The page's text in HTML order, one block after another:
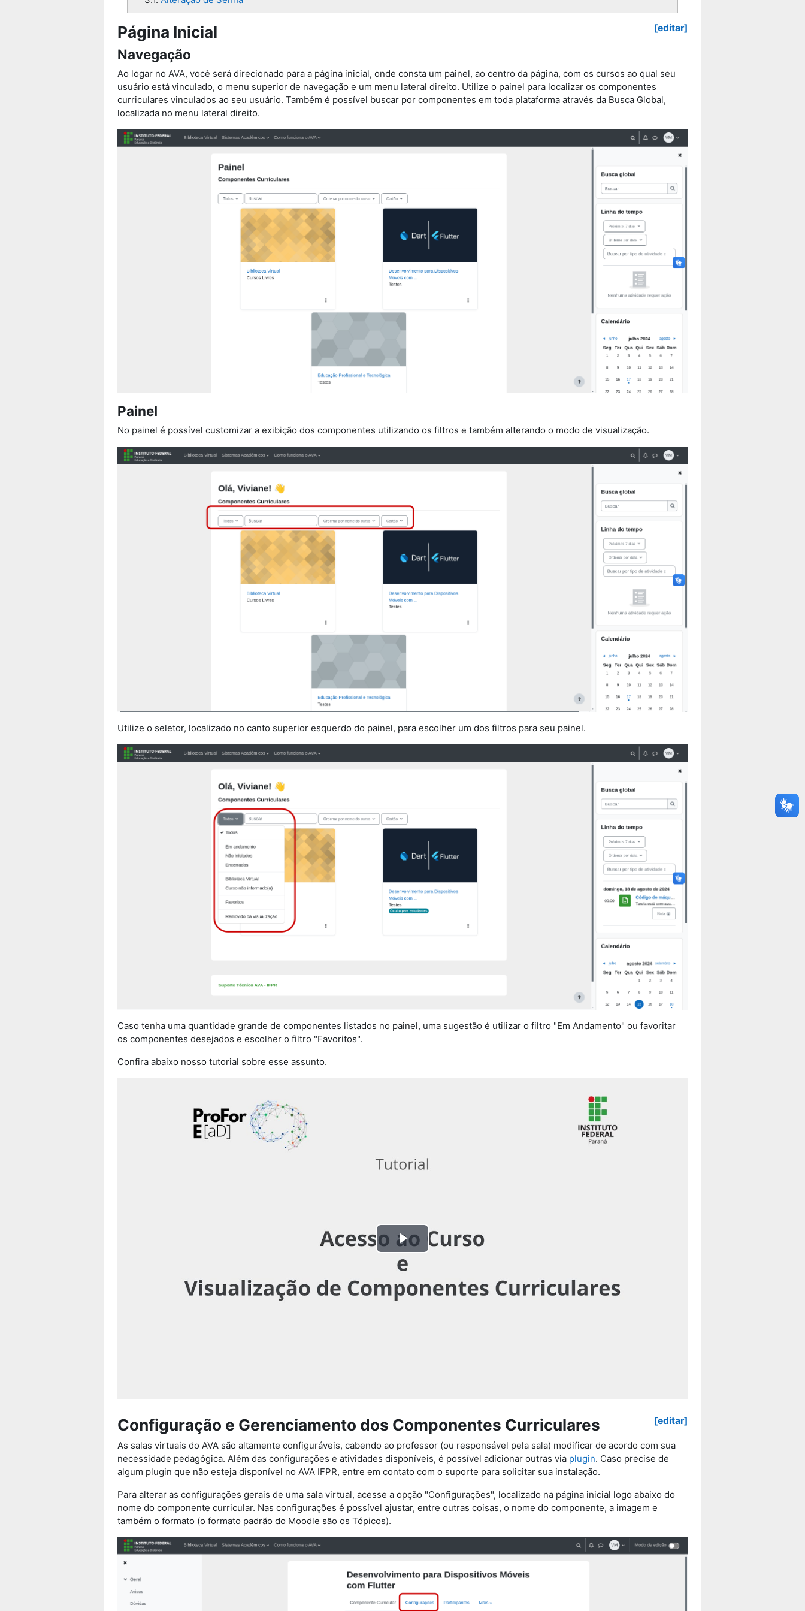
Página Inicial [editar]
Navegação
Ao logar no AVA, você será direcionado para a página inicial, onde consta um painel, ao centro da página, com os cursos ao qual seu
usuário está vinculado, o menu superior de navegação e um menu lateral direito. Utilize o painel para localizar os componentes
curriculares vinculados ao seu usuário. Também é possível buscar por componentes em toda plataforma através da Busca Global,
localizada no menu lateral direito.
Painel
No painel é possível customizar a exibição dos componentes utilizando os filtros e também alterando o modo de visualização.
Utilize o seletor, localizado no canto superior esquerdo do painel, para escolher um dos filtros para seu painel.
Caso tenha uma quantidade grande de componentes listados no painel, uma sugestão é utilizar o filtro "Em Andamento" ou favoritar
os componentes desejados e escolher o filtro "Favoritos".
Confira abaixo nosso tutorial sobre esse assunto.
Tocar
Vídeo
Configuração e Gerenciamento dos Componentes Curriculares [editar]
As salas virtuais do AVA são altamente configuráveis, cabendo ao professor (ou responsável pela sala) modificar de acordo com sua
necessidade pedagógica. Além das configurações e atividades disponíveis, é possível adicionar outras via plugin. Caso precise de
algum plugin que não esteja disponível no AVA IFPR, entre em contato com o suporte para solicitar sua instalação.
Para alterar as configurações gerais de uma sala virtual, acesse a opção "Configurações", localizado na página inicial logo abaixo do
nome do componente curricular. Nas configurações é possível ajustar, entre outras coisas, o nome do componente, a imagem e
também o formato (o formato padrão do Moodle são os Tópicos).